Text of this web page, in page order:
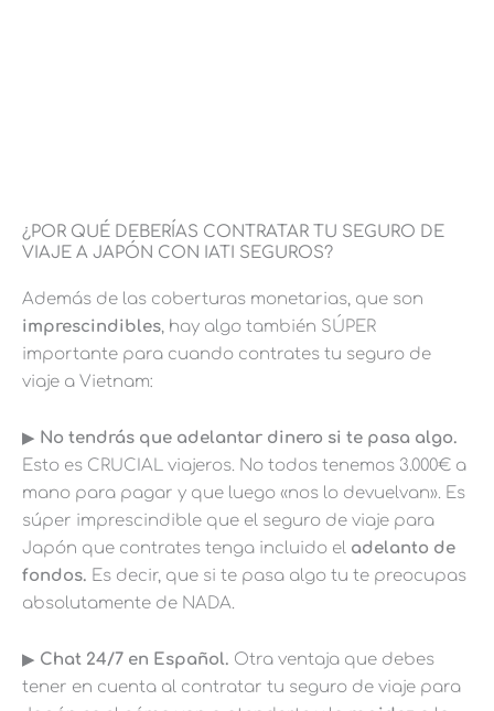
¿POR QUÉ DEBERÍAS CONTRATAR TU SEGURO DE
VIAJE A JAPÓN CON IATI SEGUROS?
Además de las coberturas monetarias, que son
imprescindibles, hay algo también SÚPER
importante para cuando contrates tu seguro de
viaje a Vietnam:
▶︎ No tendrás que adelantar dinero si te pasa algo.
Esto es CRUCIAL viajeros. No todos tenemos 3.000€ a
mano para pagar y que luego «nos lo devuelvan». Es
súper imprescindible que el seguro de viaje para
Japón que contrates tenga incluido el adelanto de
fondos. Es decir, que si te pasa algo tu te preocupas
absolutamente de NADA.
▶︎ Chat 24/7 en Español. Otra ventaja que debes
tener en cuenta al contratar tu seguro de viaje para